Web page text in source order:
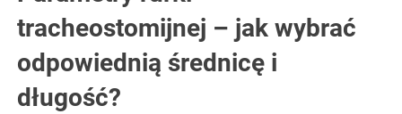
tracheostomijnej – jak wybrać
odpowiednią średnicę i
długość?